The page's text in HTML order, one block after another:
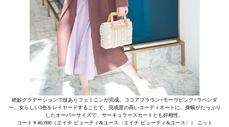
絶妙グラデーションで技ありフェミニンが完成。ココアブラウン×モーヴピンク×ラベンダ
ー。女らしい3色をレイヤードすることで、完成度の高いコーディネートに。身幅がたっぷり
したオーバーサイズで、サーキュラースカートとも好相性。
コート￥40,000（エイチ ビューティ&ユース〈エイチ ビューティ&ユース〉） ニット